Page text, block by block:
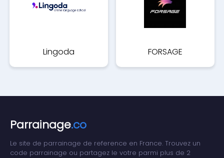
Lingoda FORSAGE
Parrainage.co
Le site de parrainage de reference en France. Trouvez un
code parrainage ou partagez le votre parmi plus de 2